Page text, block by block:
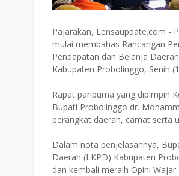
Pajarakan, Lensaupdate.com -
mulai membahas Rancangan
Pendapatan dan Belanja
Kabupaten Probolinggo, Senin
Rapat paripurna yang dipimpin
Bupati Probolinggo dr.
perangkat daerah, camat serta
Dalam nota penjelasannya,
Daerah (LKPD) Kabupaten
dan kembali meraih Opini